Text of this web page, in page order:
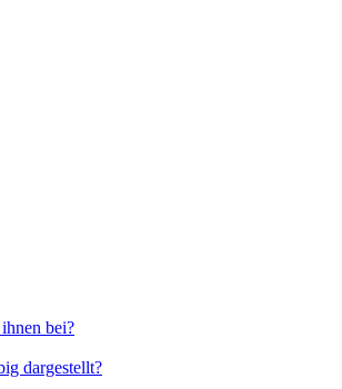
bei?
dargestellt?